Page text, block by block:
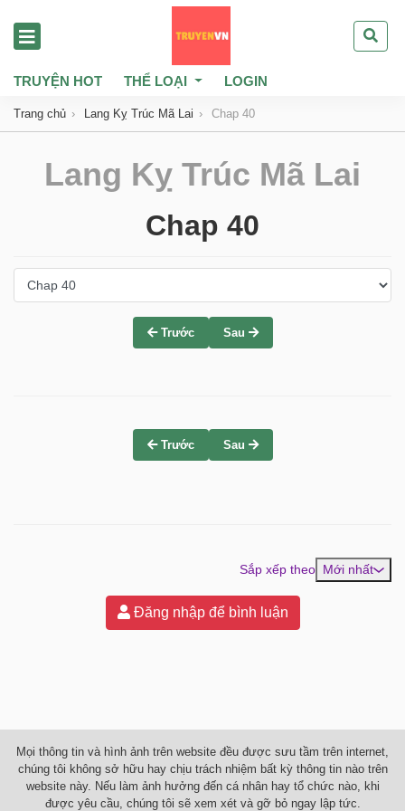
TRUYỆN HOT THỂ LOẠI LOGIN
Trang chủ Lang Kỵ Trúc Mã Lai Chap 40
Lang Kỵ Trúc Mã Lai
Chap 40
Trước Sau
Trước Sau
Sắp xếp theo Mới nhất
Đăng nhập để bình luận
Mọi thông tin và hình ảnh trên website đều được sưu tầm trên internet,
chúng tôi không sở hữu hay chịu trách nhiệm bất kỳ thông tin nào trên
website này. Nếu làm ảnh hưởng đến cá nhân hay tổ chức nào, khi
được yêu cầu, chúng tôi sẽ xem xét và gỡ bỏ ngay lập tức.